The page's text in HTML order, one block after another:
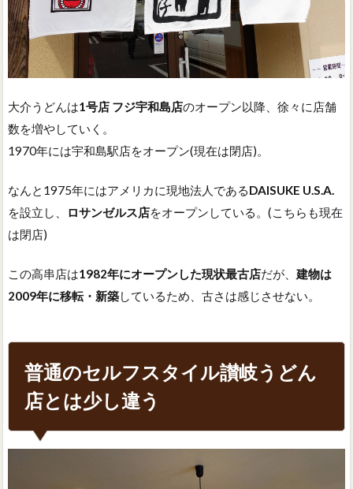
大介うどんは1号店 フジ宇和島店のオープン以降、徐々に店舗
数を増やしていく。
1970年には宇和島駅店をオープン(現在は閉店)。
なんと1975年にはアメリカに現地法人であるDAISUKE U.S.A.
を設立し、
ロサンゼルス店をオープンしている。(こちらも現在
は閉店)
この高串店は1982年にオープンした現状最古店だが、 建物は
2009年に移転・新築しているため、古さは感じさせない。
普通のセルフスタイル讃岐うどん
店とは少し違う